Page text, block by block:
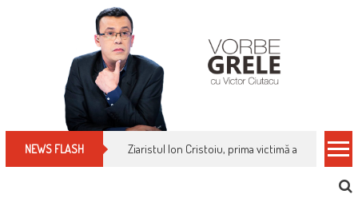
NEWS FLASH Ziaristul Ion Cristoiu, prima victimă a noi